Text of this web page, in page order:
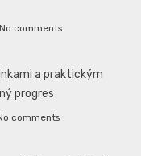
No comments
a praktickým
progres
comments